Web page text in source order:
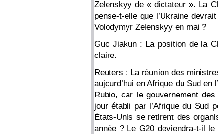
Zelenskyy de « dictateur ». La
pense-t-elle que l’Ukraine
Volodymyr Zelenskyy en mai ?
Guo Jiakun : La position de la
claire.
Reuters : La réunion des
aujourd’hui en Afrique du Sud en
Rubio, car le gouvernement
jour établi par l’Afrique du Sud
États-Unis se retirent des
année ? Le G20 deviendra-t-il